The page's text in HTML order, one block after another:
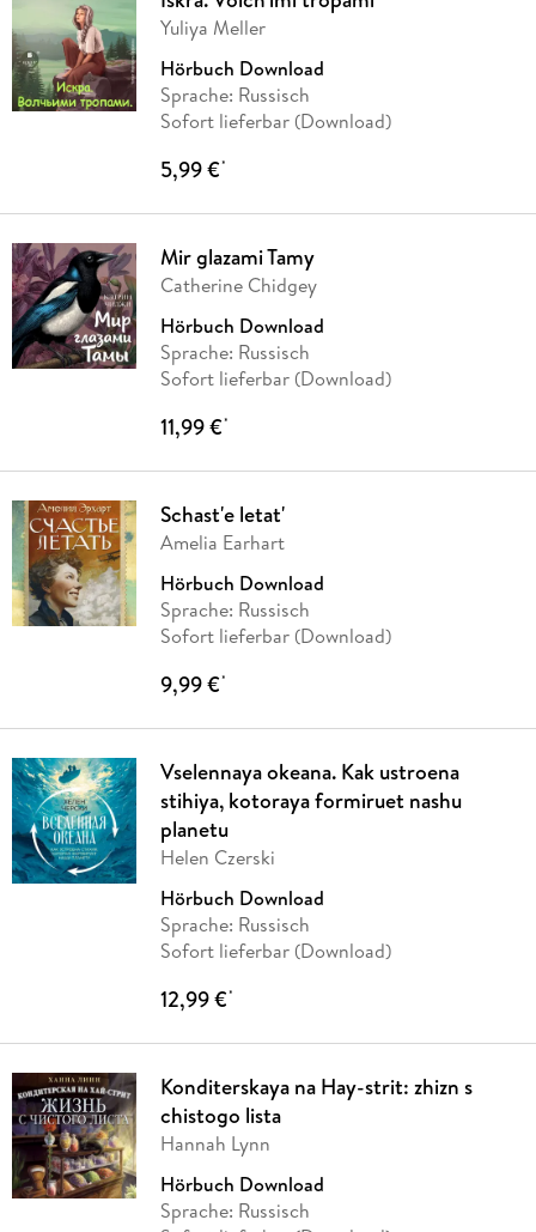
Yuliya Meller
Hörbuch Download
Sprache: Russisch
Sofort lieferbar (Download)
5,99 €*
Mir glazami Tamy
Catherine Chidgey
Hörbuch Download
Sprache: Russisch
Sofort lieferbar (Download)
11,99 €*
Schast'e letat'
Amelia Earhart
Hörbuch Download
Sprache: Russisch
Sofort lieferbar (Download)
9,99 €*
Vselennaya okeana. Kak ustroena
stihiya, kotoraya formiruet nashu
planetu
Helen Czerski
Hörbuch Download
Sprache: Russisch
Sofort lieferbar (Download)
12,99 €*
Konditerskaya na Hay-strit: zhizn s
chistogo lista
Hannah Lynn
Hörbuch Download
Sprache: Russisch